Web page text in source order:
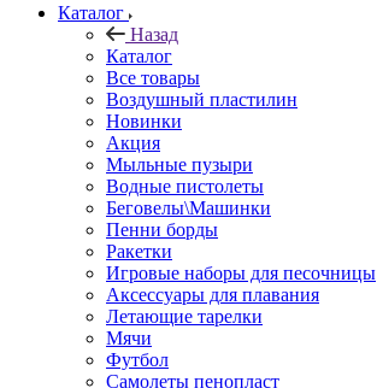
Каталог
Назад
Каталог
Все товары
Воздушный пластилин
Новинки
Акция
Мыльные пузыри
Водные пистолеты
Беговелы\Машинки
Пенни борды
Ракетки
Игровые наборы для песочницы
Аксессуары для плавания
Летающие тарелки
Мячи
Футбол
Самолеты пенопласт